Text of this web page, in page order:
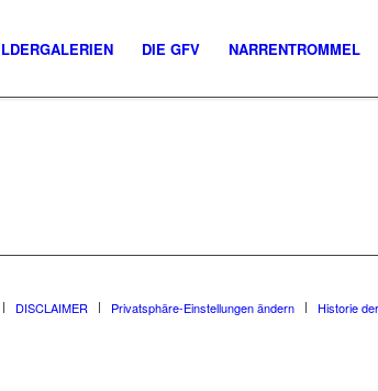
DIE GFV NARRENTROMMEL
DISCLAIMER Privatsphäre-Einstellungen ändern Historie